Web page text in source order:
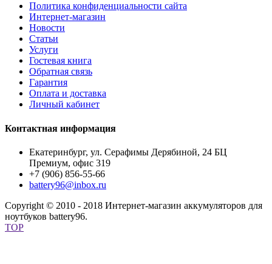
Политика конфиденциальности сайта
Интернет-магазин
Новости
Статьи
Услуги
Гостевая книга
Обратная связь
Гарантия
Оплата и доставка
Личный кабинет
Контактная информация
Екатеринбург, ул. Серафимы Дерябиной, 24 БЦ
Премиум, офис 319
+7 (906) 856-55-66
battery96@inbox.ru
Copyright © 2010 - 2018 Интернет-магазин аккумуляторов для
ноутбуков battery96.
TOP